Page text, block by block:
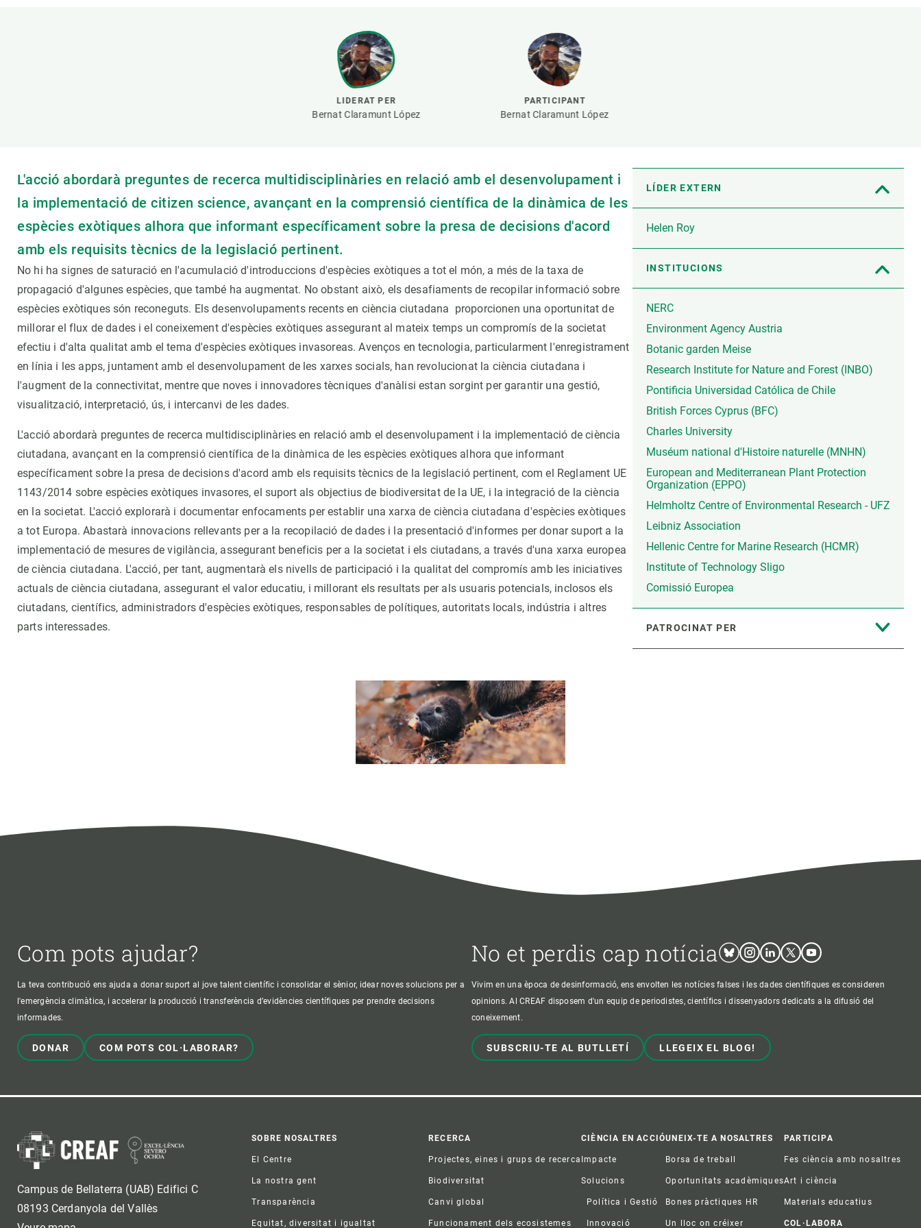
LIDERAT PER
Bernat Claramunt López
PARTICIPANT
Bernat Claramunt López
LÍDER EXTERN
Helen Roy
INSTITUCIONS
NERC
Environment Agency Austria
Botanic garden Meise
Research Institute for Nature and Forest (INBO)
Pontificia Universidad Católica de Chile
British Forces Cyprus (BFC)
Charles University
Muséum national d'Histoire naturelle (MNHN)
European and Mediterranean Plant Protection
Organization (EPPO)
Helmholtz Centre of Environmental Research - UFZ
Leibniz Association
Hellenic Centre for Marine Research (HCMR)
Institute of Technology Sligo
Comissió Europea
PATROCINAT PER
L'acció abordarà preguntes de recerca multidisciplinàries en relació amb el desenvolupament i
la implementació de citizen science, avançant en la comprensió científica de la dinàmica de les
espècies exòtiques alhora que informant específicament sobre la presa de decisions d'acord
amb els requisits tècnics de la legislació pertinent.
No hi ha signes de saturació en l'acumulació d'introduccions d'espècies exòtiques a tot el món, a més de la taxa de
propagació d'algunes espècies, que també ha augmentat. No obstant això, els desafiaments de recopilar informació sobre
espècies exòtiques són reconeguts. Els desenvolupaments recents en ciència ciutadana proporcionen una oportunitat de
millorar el flux de dades i el coneixement d'espècies exòtiques assegurant al mateix temps un compromís de la societat
efectiu i d'alta qualitat amb el tema d'espècies exòtiques invasoreas. Avenços en tecnologia, particularment l'enregistrament
en línia i les apps, juntament amb el desenvolupament de les xarxes socials, han revolucionat la ciència ciutadana i
l'augment de la connectivitat, mentre que noves i innovadores tècniques d'anàlisi estan sorgint per garantir una gestió,
visualització, interpretació, ús, i intercanvi de les dades.
L'acció abordarà preguntes de recerca multidisciplinàries en relació amb el desenvolupament i la implementació de ciència
ciutadana, avançant en la comprensió científica de la dinàmica de les espècies exòtiques alhora que informant
específicament sobre la presa de decisions d'acord amb els requisits tècnics de la legislació pertinent, com el Reglament UE
1143/2014 sobre espècies exòtiques invasores, el suport als objectius de biodiversitat de la UE, i la integració de la ciència
en la societat. L'acció explorarà i documentar enfocaments per establir una xarxa de ciència ciutadana d'espècies exòtiques
a tot Europa. Abastarà innovacions rellevants per a la recopilació de dades i la presentació d'informes per donar suport a la
implementació de mesures de vigilància, assegurant beneficis per a la societat i els ciutadans, a través d'una xarxa europea
de ciència ciutadana. L'acció, per tant, augmentarà els nivells de participació i la qualitat del compromís amb les iniciatives
actuals de ciència ciutadana, assegurant el valor educatiu, i millorant els resultats per als usuaris potencials, inclosos els
ciutadans, científics, administradors d'espècies exòtiques, responsables de polítiques, autoritats locals, indústria i altres
parts interessades.
Com pots ajudar?
La teva contribució ens ajuda a donar suport al jove talent científic i consolidar el sènior, idear noves solucions per a
l'emergència climàtica, i accelerar la producció i transferència d’evidències científiques per prendre decisions
informades.
DONAR COM POTS COL·LABORAR?
No et perdis cap notícia BlueskyInstagram
LinkedinTwitterYoutube
Vivim en una època de desinformació, ens envolten les notícies falses i les dades científiques es consideren
opinions. Al CREAF disposem d'un equip de periodistes, científics i dissenyadors dedicats a la difusió del
coneixement.
SUBSCRIU-TE AL BUTLLETÍ LLEGEIX EL BLOG!
Campus de Bellaterra (UAB) Edifici C
08193 Cerdanyola del Vallès
Footer
SOBRE NOSALTRES
El Centre
La nostra gent
Transparència
Equitat, diversitat i igualtat
RECERCA
Projectes, eines i grups de recerca
Biodiversitat
Canvi global
Funcionament dels ecosistemes
CIÈNCIA EN ACCIÓ
Impacte
Solucions
Política i Gestió
Innovació
UNEIX-TE A NOSALTRES
Borsa de treball
Oportunitats acadèmiques
Bones pràctiques HR
Un lloc on créixer
PARTICIPA
Fes ciència amb nosaltres
Art i ciència
Materials educatius
COL·LABORA
Segell de bones pràctiques HRS4R
Un lloc on créixer
Desenvolupament de carrera
Seminaris i activitats internes